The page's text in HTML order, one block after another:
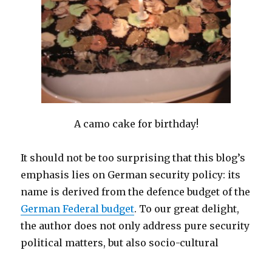
A camo cake for birthday!
It should not be too surprising that this blog’s
emphasis lies on German security policy: its
name is derived from the defence budget of the
German Federal budget. To our great delight,
the author does not only address pure security
political matters, but also socio-cultural